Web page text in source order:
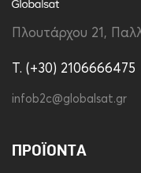
Υλικό
Χρώμα
Πλουτάρχου 21,
T. (+30) 2106666475
infob2c@globalsat.gr
ΠΡΟΪΌΝΤΑ